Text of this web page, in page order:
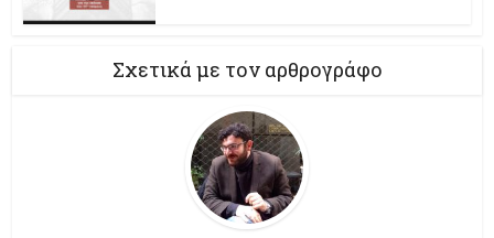
Σχετικά με τον αρθρογράφο